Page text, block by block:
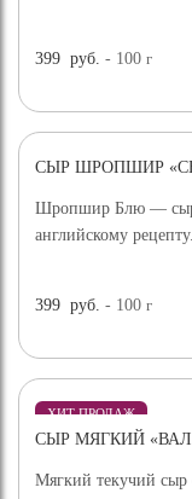
399 руб. - 100г
СЫР ШРОПШИР
Шропшир Блю — сыр
английскому рецепту.
399 руб. - 100г
ХИТ ПРОДАЖ
СЫР МЯГКИЙ
Мягкий текучий сыр